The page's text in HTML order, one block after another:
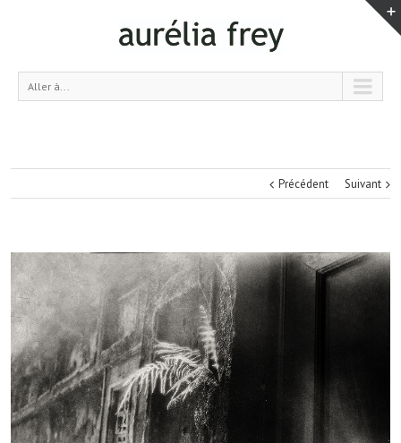
Aller à...
Précédent Suivant